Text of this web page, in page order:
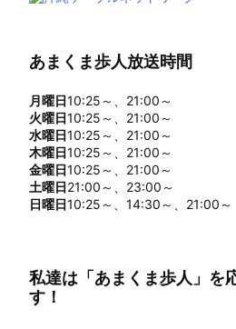
あまくま歩人放送時間
月曜日10:25～、21:00～
火曜日10:25～、21:00～
水曜日10:25～、21:00～
木曜日10:25～、21:00～
金曜日10:25～、21:00～
土曜日21:00～、23:00～
日曜日10:25～、14:30～、21:00～
私達は「あまくま歩人」を
す！